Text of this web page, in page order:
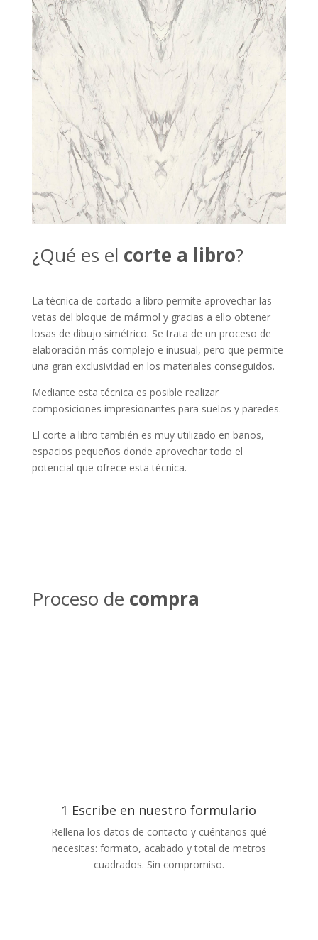
¿Qué es el corte a libro?
La técnica de cortado a libro permite aprovechar las
vetas del bloque de mármol y gracias a ello obtener
losas de dibujo simétrico. Se trata de un proceso de
elaboración más complejo e inusual, pero que permite
una gran exclusividad en los materiales conseguidos.
Mediante esta técnica es posible realizar
composiciones impresionantes para suelos y paredes.
El corte a libro también es muy utilizado en baños,
espacios pequeños donde aprovechar todo el
potencial que ofrece esta técnica.
Proceso de compra
1 Escribe en nuestro formulario
Rellena los datos de contacto y cuéntanos qué
necesitas: formato, acabado y total de metros
cuadrados. Sin compromiso.